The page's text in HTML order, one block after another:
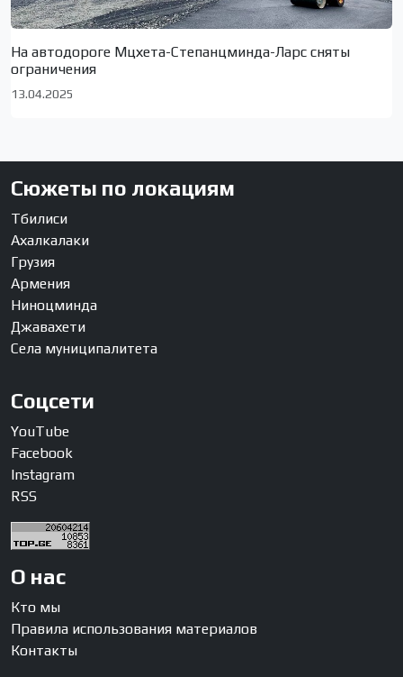
На автодороге Мцхета-Степанцминда-Ларс сняты
ограничения
13.04.2025
Сюжеты по локациям
Тбилиси
Ахалкалаки
Грузия
Армения
Ниноцминда
Джавахети
Села муниципалитета
Соцсети
YouTube
Facebook
Instagram
RSS
О нас
Кто мы
Правила использования материалов
Контакты